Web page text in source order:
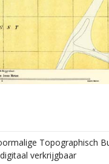
Topographisch
verkrijgbaar